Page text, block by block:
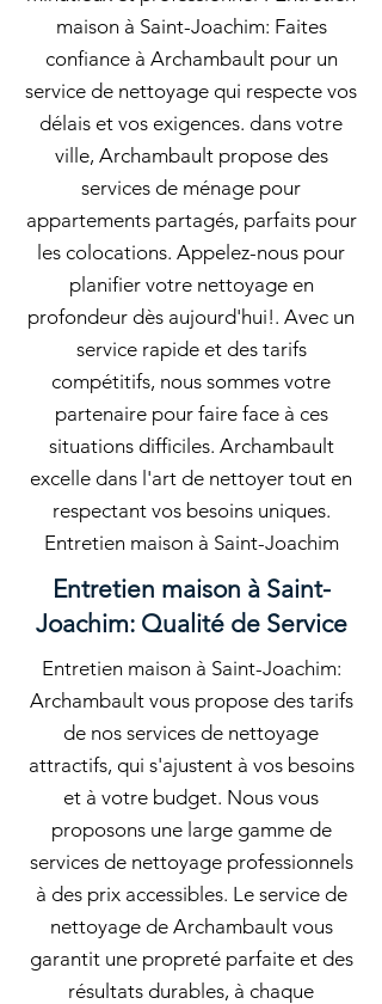
maison à Saint-Joachim: Faites
confiance à Archambault pour un
service de nettoyage qui respecte vos
délais et vos exigences. dans votre
ville, Archambault propose des
services de ménage pour
appartements partagés, parfaits pour
les colocations. Appelez-nous pour
planifier votre nettoyage en
profondeur dès aujourd'hui!. Avec un
service rapide et des tarifs
compétitifs, nous sommes votre
partenaire pour faire face à ces
situations difficiles. Archambault
excelle dans l'art de nettoyer tout en
respectant vos besoins uniques.
Entretien maison à Saint-Joachim
Entretien maison à Saint-
Joachim: Qualité de Service
Entretien maison à Saint-Joachim:
Archambault vous propose des tarifs
de nos services de nettoyage
attractifs, qui s'ajustent à vos besoins
et à votre budget. Nous vous
proposons une large gamme de
services de nettoyage professionnels
à des prix accessibles. Le service de
nettoyage de Archambault vous
garantit une propreté parfaite et des
résultats durables, à chaque